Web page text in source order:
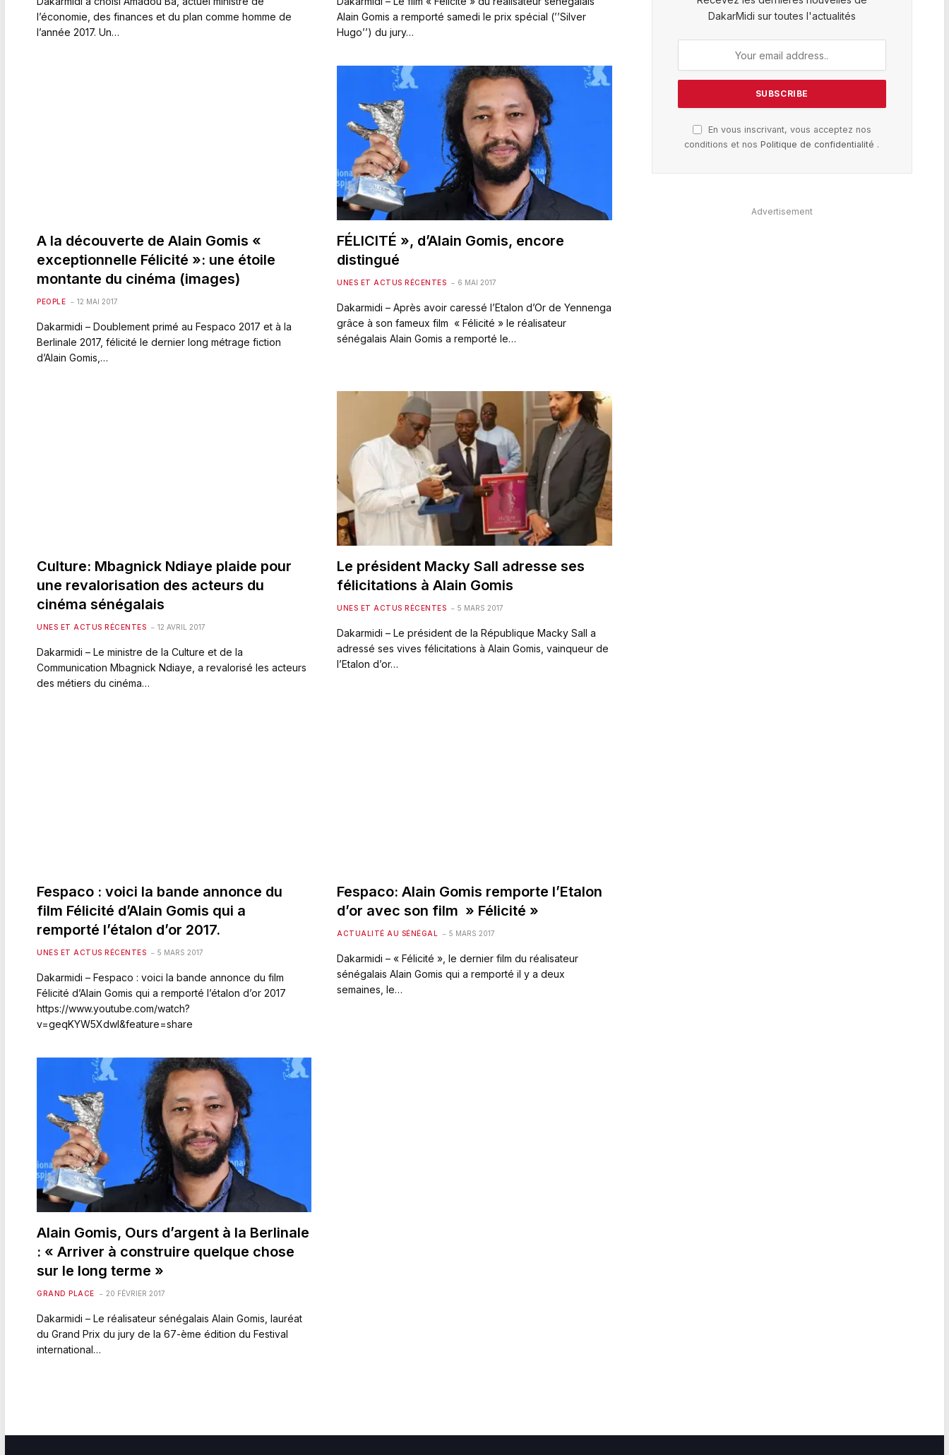
l’économie, des finances et du plan comme homme de
l’année 2017. Un…
Alain Gomis a remporté samedi le prix spécial (’’Silver
Hugo’’) du jury…
A la découverte de Alain Gomis «
exceptionnelle Félicité »: une étoile
montante du cinéma (images)
PEOPLE 12 MAI 2017
Dakarmidi – Doublement primé au Fespaco 2017 et à la
Berlinale 2017, félicité le dernier long métrage fiction
d’Alain Gomis,…
FÉLICITÉ », d’Alain Gomis, encore
distingué
UNES ET ACTUS RÉCENTES 6 MAI 2017
Dakarmidi – Après avoir caressé l’Etalon d’Or de Yennenga
grâce à son fameux film « Félicité » le réalisateur
sénégalais Alain Gomis a remporté le…
Culture: Mbagnick Ndiaye plaide pour
une revalorisation des acteurs du
cinéma sénégalais
UNES ET ACTUS RÉCENTES 12 AVRIL 2017
Dakarmidi – Le ministre de la Culture et de la
Communication Mbagnick Ndiaye, a revalorisé les acteurs
des métiers du cinéma…
Le président Macky Sall adresse ses
félicitations à Alain Gomis
UNES ET ACTUS RÉCENTES 5 MARS 2017
Dakarmidi – Le président de la République Macky Sall a
adressé ses vives félicitations à Alain Gomis, vainqueur de
l’Etalon d’or…
Fespaco : voici la bande annonce du
film Félicité d’Alain Gomis qui a
remporté l’étalon d’or 2017.
UNES ET ACTUS RÉCENTES 5 MARS 2017
Dakarmidi – Fespaco : voici la bande annonce du film
Félicité d’Alain Gomis qui a remporté l’étalon d’or 2017
https://www.youtube.com/watch?
v=geqKYW5XdwI&feature=share
Fespaco: Alain Gomis remporte l’Etalon
d’or avec son film » Félicité »
ACTUALITÉ AU SÉNÉGAL 5 MARS 2017
Dakarmidi – « Félicité », le dernier film du réalisateur
sénégalais Alain Gomis qui a remporté il y a deux
semaines, le…
Alain Gomis, Ours d’argent à la Berlinale
: « Arriver à construire quelque chose
sur le long terme »
GRAND PLACE 20 FÉVRIER 2017
Dakarmidi – Le réalisateur sénégalais Alain Gomis, lauréat
du Grand Prix du jury de la 67-ème édition du Festival
international…
DakarMidi sur toutes l'actualités
En vous inscrivant, vous acceptez nos
conditions et nosPolitique de confidentialité .
Advertisement